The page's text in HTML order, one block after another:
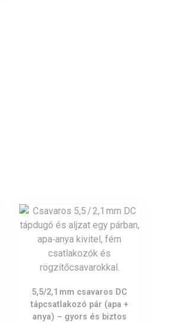
5,5/2,1 mm csavaros DC
tápcsatlakozó pár (apa +
anya) – gyors és biztos